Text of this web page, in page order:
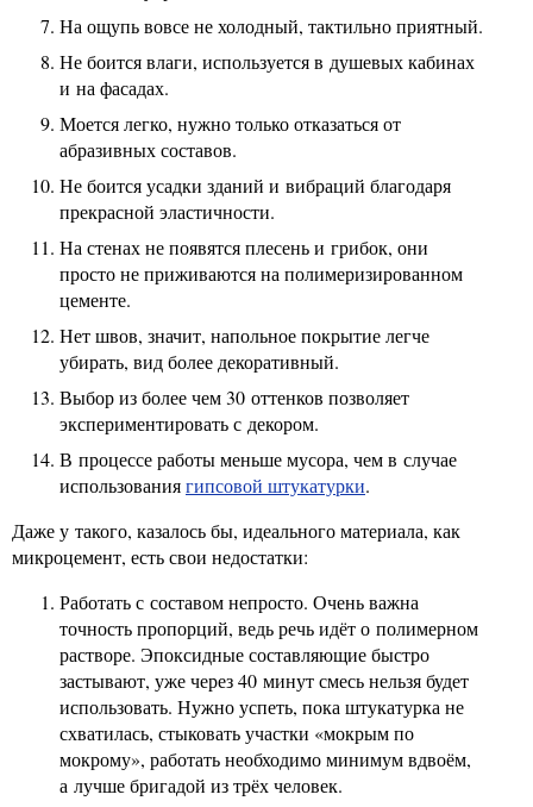
На ощупь вовсе не холодный, тактильно приятный.
Не боится влаги, используется в душевых кабинах
и на фасадах.
Моется легко, нужно только отказаться от
абразивных составов.
Не боится усадки зданий и вибраций благодаря
прекрасной эластичности.
На стенах не появятся плесень и грибок, они
просто не приживаются на полимеризированном
цементе.
Нет швов, значит, напольное покрытие легче
убирать, вид более декоративный.
Выбор из более чем 30 оттенков позволяет
экспериментировать с декором.
В процессе работы меньше мусора, чем в случае
использованиягипсовой штукатурки.
Даже у такого, казалось бы, идеального материала, как
микроцемент, есть свои недостатки:
Работать с составом непросто. Очень важна
точность пропорций, ведь речь идёт о полимерном
растворе. Эпоксидные составляющие быстро
застывают, уже через 40 минут смесь нельзя будет
использовать. Нужно успеть, пока штукатурка не
схватилась, стыковать участки «мокрым по
мокрому», работать необходимо минимум вдвоём,
а лучше бригадой из трёх человек.